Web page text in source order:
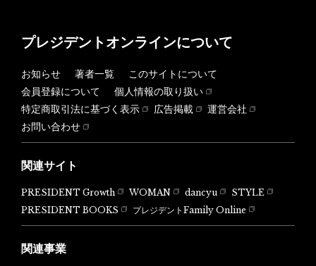
プレジデントオンラインについて
お知らせ 著者一覧
このサイトについて
会員登録について
個人情報の取り扱い
特定商取引法に基づく表示
広告掲載
運営会社
お問い合わせ
関連サイト
PRESIDENT Growth WOMAN dancyu
STYLE
PRESIDENT BOOKS
プレジデントFamily Online
関連事業